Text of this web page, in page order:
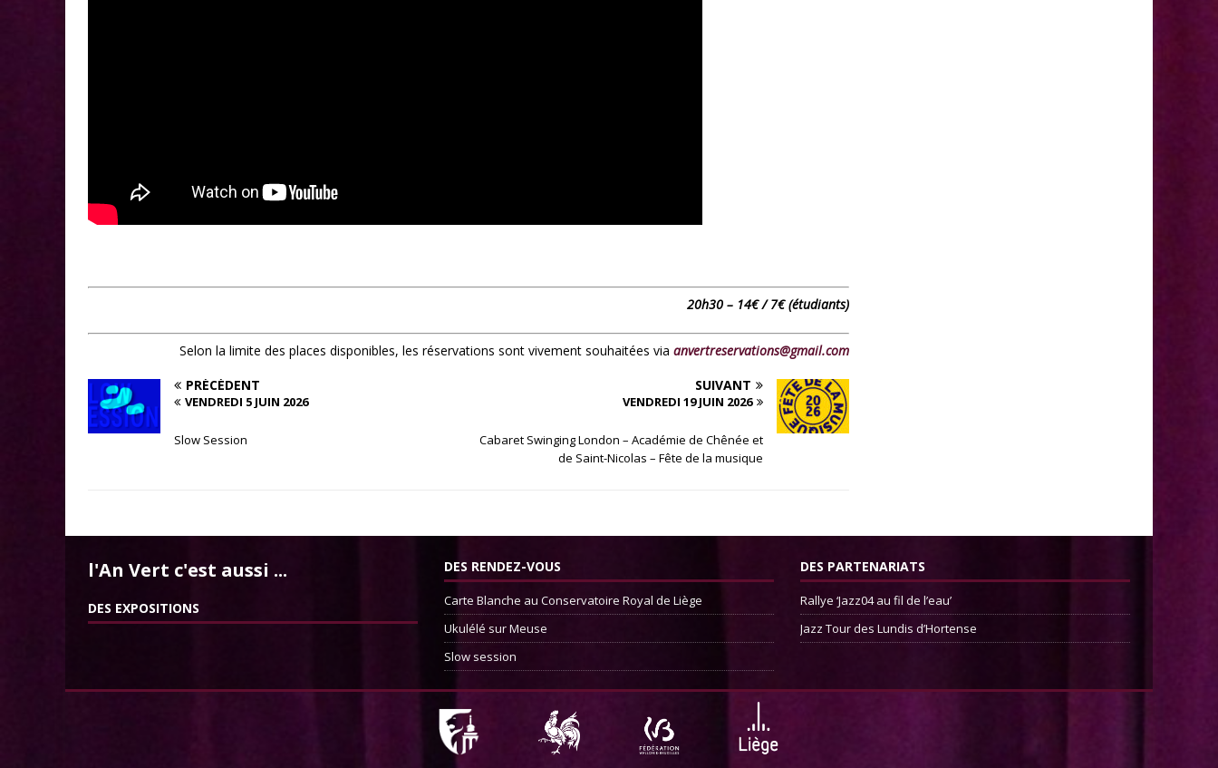
20h30 – 14€ / 7€ (étudiants)
Selon la limite des places disponibles, les réservations sont vivement souhaitées via anvertreservations@gmail.com
PRÉCÉDENT
VENDREDI 5 JUIN 2026
Slow Session
SUIVANT
VENDREDI 19 JUIN 2026
Cabaret Swinging London – Académie de Chênée et
de Saint-Nicolas – Fête de la musique
l'An Vert c'est aussi ...
DES EXPOSITIONS
DES RENDEZ-VOUS
Carte Blanche au Conservatoire Royal de Liège
Ukulélé sur Meuse
Slow session
DES PARTENARIATS
Rallye ‘Jazz04 au fil de l’eau’
Jazz Tour des Lundis d’Hortense